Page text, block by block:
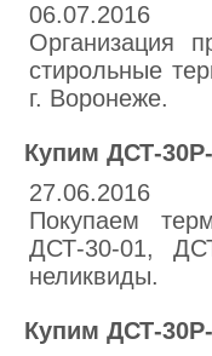
06.07.2016
Организация
стирольные
г. Воронеже.
Купим ДСТ-
27.06.2016
Покупаем
ДСТ-30-01,
неликвиды.
Купим ДСТ-